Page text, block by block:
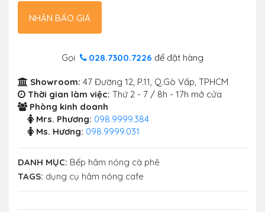
NHẬN BÁO GIÁ
Gọi 028.7300.7226 để đặt hàng
Showroom: 47 Đường 12, P.11, Q.Gò Vấp, TPHCM
Thời gian làm việc: Thứ 2 - 7 / 8h - 17h mở cửa
Phòng kinh doanh
Mrs. Phương: 098.9999.384
Ms. Hương: 098.9999.031
DANH MỤC: Bếp hâm nóng cà phê
TAGS: dụng cụ hâm nóng cafe